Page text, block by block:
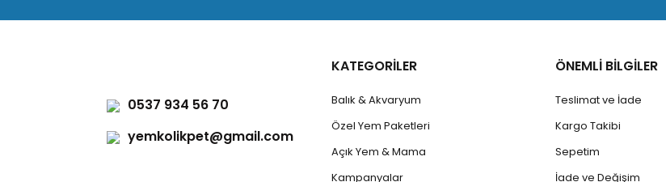
0537 934 56 70
yemkolikpet@gmail.com
KATEGORİLER
Balık & Akvaryum
Özel Yem Paketleri
Açık Yem & Mama
Kampanyalar
ÖNEMLİ BİLGİLER
Teslimat ve İade
Kargo Takibi
Sepetim
İade ve Değişim